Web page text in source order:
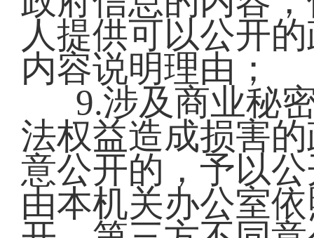
人提供可以公开
内容说明理由；
9.涉及商业秘
法权益造成损害
意公开的，予以
由本机关办公室